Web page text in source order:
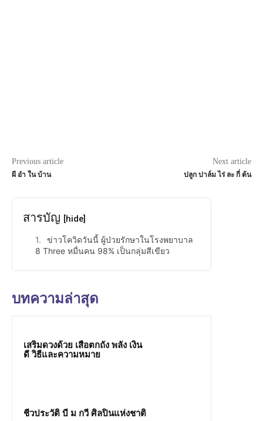
Previous article
ผี อํา ใน บ้าน
Next article
ปลูก ปาล์ม ไร่ ละ กี่ ต้น
สารบัญ [hide]
ข่าวโควิดวันนี้ ผู้ป่วยรักษาในโรงพยาบาล
8 Three หมื่นคน 98% เป็นกลุ่มสีเขียว
บทความล่าสุด
เสริมดวงด้วย เสือตกถัง พลัง เงิน
ดี วิธีและความหมาย
ชีวประวัติ บี ม กวี ศิลปินแห่งชาติ